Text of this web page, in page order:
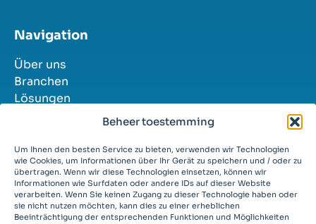
Beheer toestemming
Um Ihnen den besten Service zu bieten, verwenden wir Technologien
wie Cookies, um Informationen über Ihr Gerät zu speichern und / oder zu
übertragen. Wenn wir diese Technologien einsetzen, können wir
Informationen wie Surfdaten oder andere IDs auf dieser Website
verarbeiten. Wenn Sie keinen Zugang zu dieser Technologie haben oder
sie nicht nutzen möchten, kann dies zu einer erheblichen
Beeinträchtigung der entsprechenden Funktionen und Möglichkeiten
Navigation
Über uns
Branchen
Lösungen
Erfolgsgeschichten
Stellenangebote
© 2026